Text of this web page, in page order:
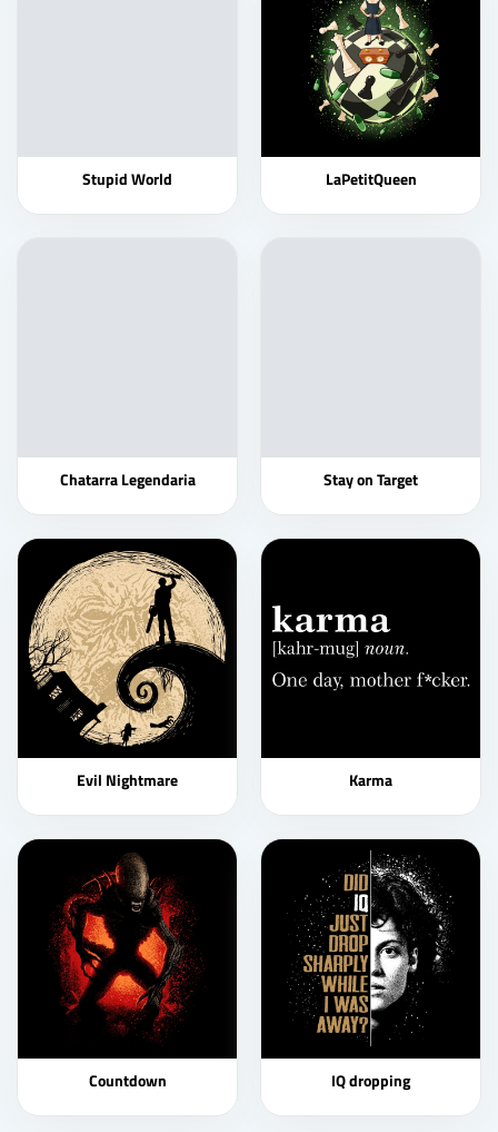
Stupid World LaPetitQueen
Chatarra Legendaria Stay on Target
Evil Nightmare Karma
Countdown IQ dropping